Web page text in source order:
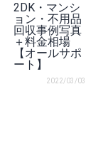
2DK・マンシ
ョン・不用品
回収事例写真
＋料金相場
【オールサポ
ート】
2022/03/03